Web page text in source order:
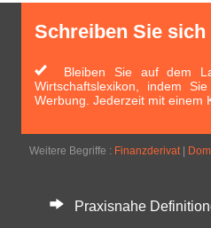
Schreiben Sie
Bleiben Sie auf dem
Wirtschaftslexikon, indem
Werbung. Jederzeit mit einem
Weitere Begriffe : Finanzderivat|
Praxisnahe